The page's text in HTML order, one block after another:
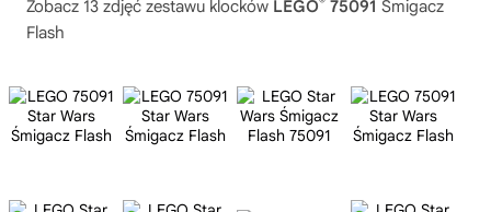
Zobacz 13 zdjęć zestawu klocków LEGO 75091 Śmigacz
Flash